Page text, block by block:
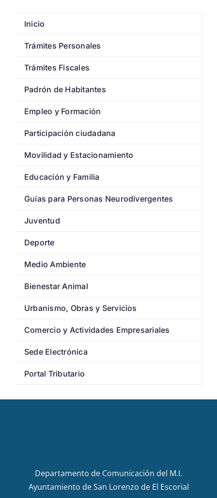
Inicio
Trámites Personales
Trámites Fiscales
Padrón de Habitantes
Empleo y Formación
Participación ciudadana
Movilidad y Estacionamiento
Educación y Familia
Guías para Personas Neurodivergentes
Juventud
Deporte
Medio Ambiente
Bienestar Animal
Urbanismo, Obras y Servicios
Comercio y Actividades Empresariales
Sede Electrónica
Portal Tributario
Departamento de Comunicación del M.I.
Ayuntamiento de San Lorenzo de El Escorial